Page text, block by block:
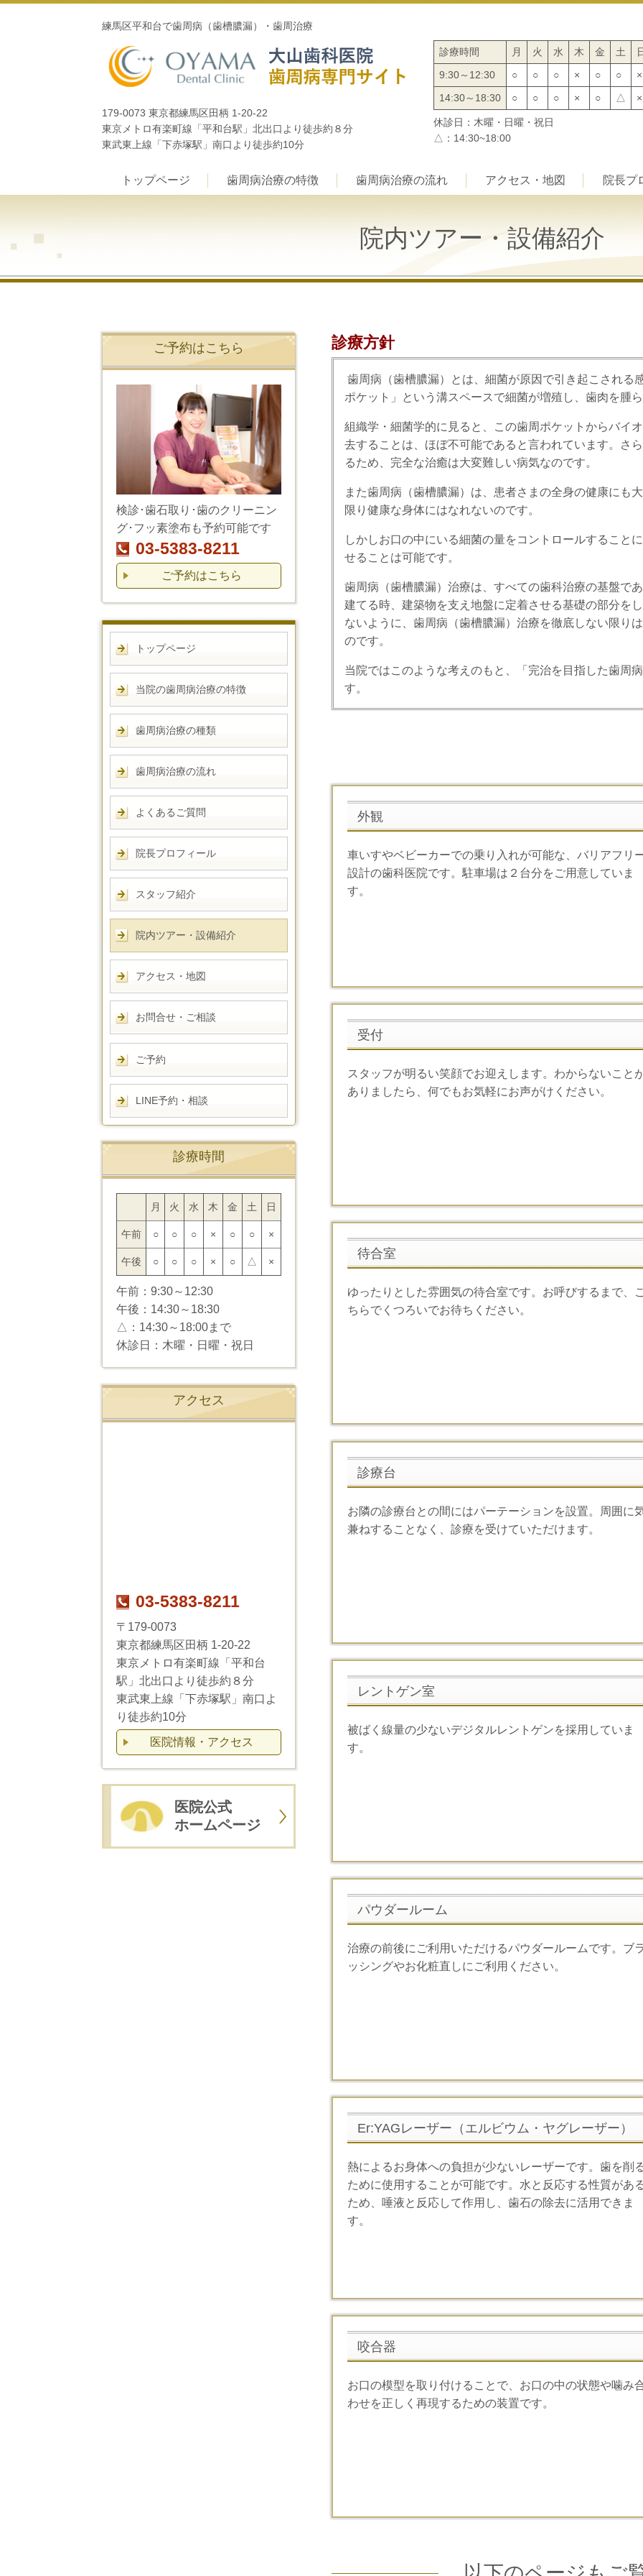
練馬区平和台で歯周病（歯槽膿漏）・歯周治療
179-0073 東京都練馬区田柄 1-20-22
東京メトロ有楽町線「平和台駅」北出口より徒歩約８分
東武東上線「下赤塚駅」南口より徒歩約10分
診療時間 月 火 水 木 金 土
9:30～12:30
○ ○ ○ × ○ ○
×
14:30～18:30
○ ○ ○ × ○ △ ×
休診日：木曜・日曜・祝日
△：14:30~18:00
トップページ 歯周病治療の特徴 歯周病治療の流れ アクセス・地図 院長プ
院内ツアー・設備紹介
診療方針
歯周病（歯槽膿漏）とは、細菌が原因で引き起こされる
ポケット」という溝スペースで細菌が増殖し、歯肉を腫
組織学・細菌学的に見ると、この歯周ポケットからバイ
去することは、ほぼ不可能であると言われています。さ
るため、完全な治癒は大変難しい病気なのです。
また歯周病（歯槽膿漏）は、患者さまの全身の健康にも
限り健康な身体にはなれないのです。
しかしお口の中にいる細菌の量をコントロールすること
せることは可能です。
歯周病（歯槽膿漏）治療は、すべての歯科治療の基盤で
建てる時、建築物を支え地盤に定着させる基礎の部分を
ないように、歯周病（歯槽膿漏）治療を徹底しない限り
のです。
当院ではこのような考えのもと、「完治を目指した歯周
す。
外観
車いすやベビーカーでの乗り入れが可能な、バリアフリ
設計の歯科医院です。駐車場は２台分をご用意していま
す。
受付
スタッフが明るい笑顔でお迎えします。わからないこと
ありましたら、何でもお気軽にお声がけください。
待合室
ゆったりとした雰囲気の待合室です。お呼びするまで、
ちらでくつろいでお待ちください。
診療台
お隣の診療台との間にはパーテーションを設置。周囲に
兼ねすることなく、診療を受けていただけます。
レントゲン室
被ばく線量の少ないデジタルレントゲンを採用していま
す。
パウダールーム
治療の前後にご利用いただけるパウダールームです。ブ
ッシングやお化粧直しにご利用ください。
Er:YAGレーザー（エルビウム・ヤグレーザー）
熱によるお身体への負担が少ないレーザーです。歯を削
ために使用することが可能です。水と反応する性質があ
ため、唾液と反応して作用し、歯石の除去に活用できま
す。
咬合器
お口の模型を取り付けることで、お口の中の状態や噛み
わせを正しく再現するための装置です。
ご予約はこちら
検診･歯石取り･歯のクリーニン
グ･フッ素塗布も予約可能です
03-5383-8211
ご予約はこちら
トップページ
当院の歯周病治療の特徴
歯周病治療の種類
歯周病治療の流れ
よくあるご質問
院長プロフィール
スタッフ紹介
院内ツアー・設備紹介
アクセス・地図
お問合せ・ご相談
ご予約
LINE予約・相談
診療時間
月 火 水 木 金 土 日
午前 ○ ○ ○ × ○ ○ ×
午後 ○ ○ ○ × ○ △ ×
午前： 9:30～12:30
午後： 14:30～18:30
△： 14:30～ 18:00まで
休診日：木曜・日曜・祝日
アクセス
03-5383-8211
〒179-0073
東京都練馬区田柄 1-20-22
東京メトロ有楽町線「平和台
駅」北出口より徒歩約８分
東武東上線「下赤塚駅」南口よ
り徒歩約10分
医院情報・アクセス
医院公式
ホームページ